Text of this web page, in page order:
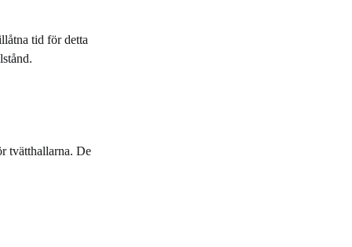
tid för detta
tvätthallarna. De